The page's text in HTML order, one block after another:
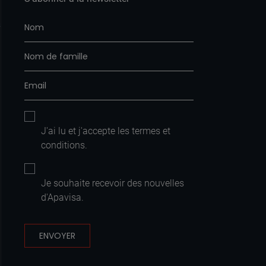
J'ai lu et j'accepte les termes et
conditions.
Je souhaite recevoir des nouvelles
d'Apavisa.